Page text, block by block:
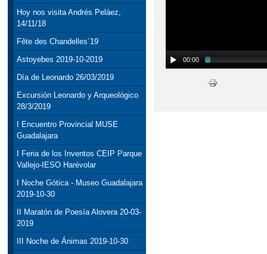
Hoy nos visita Andrés Peláez,
14/11/18
Fête des Chandelles´19
Astoyebes 2019-10-2019
Día de Leonardo 26/03/2019
Excursión Leonardo y Arqueológico
28/3/2019
I Encuentro Provincial MUSE
Guadalajara
I Feria de los Inventos CEIP Parque
Vallejo-IESO Harévolar
I Noche Gótica - Museo Guadalajara
2019-10-30
II Maratón de Poesía Alovera 20-03-
2019
III Noche de Ánimas 2019-10-30
00:00